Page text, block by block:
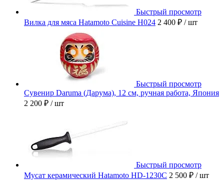
Быстрый просмотр
Вилка для мяса Hatamoto Cuisine H024 2 400 ₽ / шт
Быстрый просмотр
Сувенир Daruma (Дарума), 12 см, ручная работа, Япония
2 200 ₽ / шт
Быстрый просмотр
Мусат керамический Hatamoto HD-1230C 2 500 ₽ / шт